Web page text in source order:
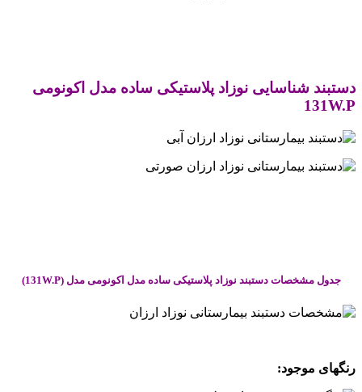
دستبند شناسایی نوزاد پلاستیکی ساده مدل اکونومی
131W.P
جدول مشخصات دستبند نوزاد پلاستیکی ساده مدل اکونومی مدل (131W.P)
رنگهای موجود: